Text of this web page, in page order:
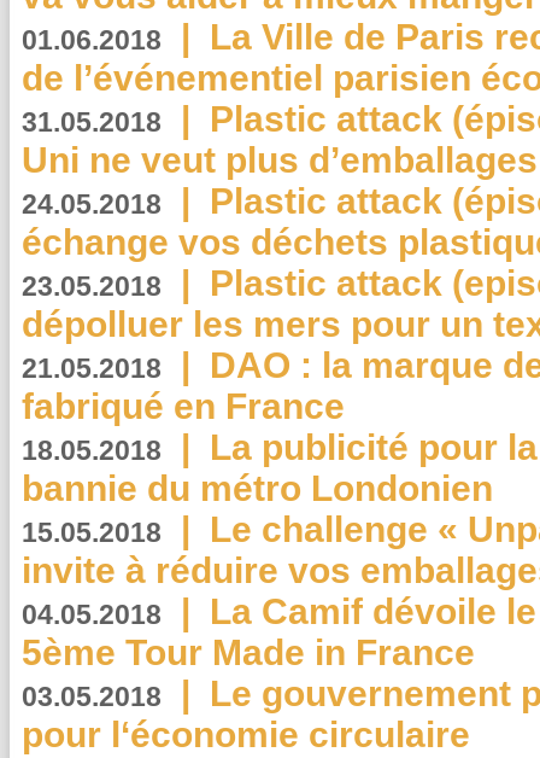
01.06.2018 | La Ville de Paris
de l’événementiel parisien
31.05.2018 | Plastic attack
Uni ne veut plus
24.05.2018 | Plastic attack
échange vos déchets
23.05.2018 | Plastic attack
dépolluer les mers pour un
21.05.2018 | DAO : la marque
fabriqué en France
18.05.2018 | La publicité pour
bannie du métro Londonien
15.05.2018 | Le challenge «
invite à réduire vos
04.05.2018 | La Camif dévoile
5ème Tour Made in France
03.05.2018 | Le gouvernement
pour l‘économie circulaire